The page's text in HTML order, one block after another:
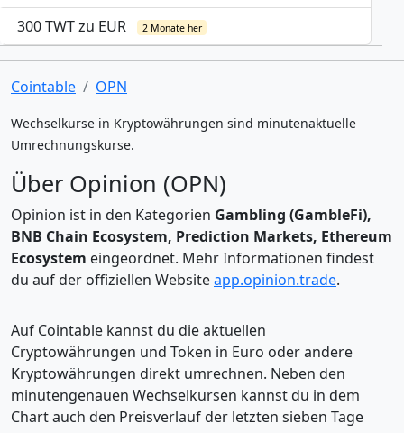
300 TWT zu EUR 2 Monate her
Cointable OPN
Wechselkurse in Kryptowährungen sind minutenaktuelle
Umrechnungskurse.
Über Opinion (OPN)
Opinion ist in den Kategorien Gambling (GambleFi),
BNB Chain Ecosystem, Prediction Markets, Ethereum
Ecosystem eingeordnet. Mehr Informationen findest
du auf der offiziellen Websiteapp.opinion.trade.
Auf Cointable kannst du die aktuellen
Cryptowährungen und Token in Euro oder andere
Kryptowährungen direkt umrechnen. Neben den
minutengenauen Wechselkursen kannst du in dem
Chart auch den Preisverlauf der letzten sieben Tage